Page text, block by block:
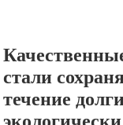
стали
течение